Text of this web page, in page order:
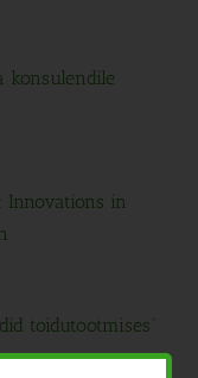
konsulendile
Innovations in
toidutootmises”